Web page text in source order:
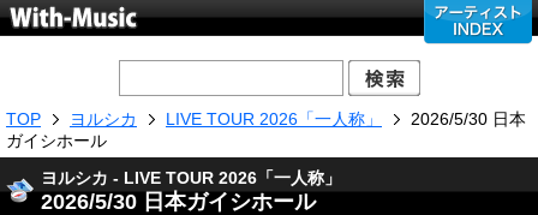
TOP ヨルシカ LIVE TOUR 2026「一人称」
2026/5/30 日本
ガイシホール
ヨルシカ - LIVE TOUR 2026「一人称」
2026/5/30 日本ガイシホール